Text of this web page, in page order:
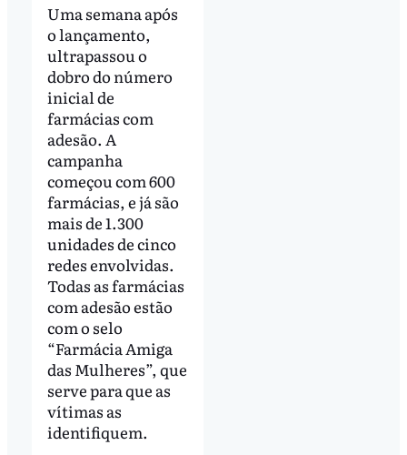
Uma semana após
o lançamento,
ultrapassou o
dobro do número
inicial de
farmácias com
adesão. A
campanha
começou com 600
farmácias, e já são
mais de 1.300
unidades de cinco
redes envolvidas.
Todas as farmácias
com adesão estão
com o selo
“Farmácia Amiga
das Mulheres”, que
serve para que as
vítimas as
identifiquem.